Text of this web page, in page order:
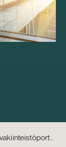
Titanium – Hoivakiinteistöportfolion myynti